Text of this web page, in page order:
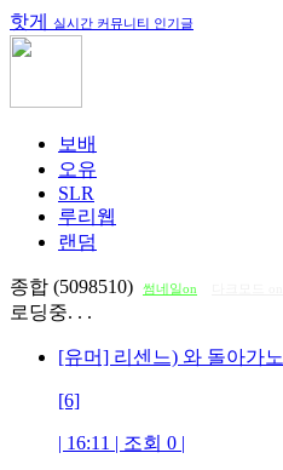
핫게 실시간 커뮤니티 인기글
보배
오유
SLR
루리웹
랜덤
종합 (5098510) 썸네일on
로딩중. . .
[유머] 리센느) 와 돌아가노
[6]
| 16:11 | 조회 0 |